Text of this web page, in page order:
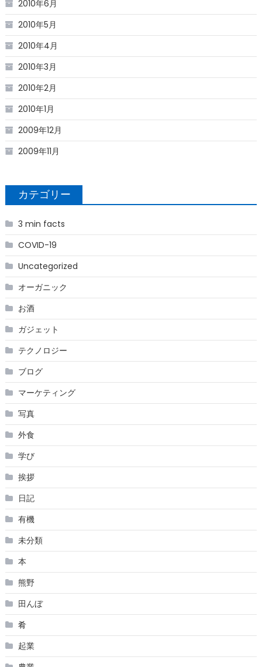
2010年6月
2010年5月
2010年4月
2010年3月
2010年2月
2010年1月
2009年12月
2009年11月
カテゴリー
3 min facts
COVID-19
Uncategorized
オーガニック
お酒
ガジェット
テクノロジー
ブログ
マーケティング
写真
外食
学び
挨拶
日記
有機
未分類
本
熊野
田んぼ
肴
起業